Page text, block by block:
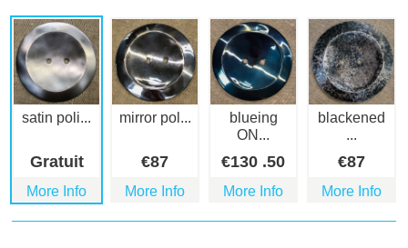
satin poli...
Gratuit
More Info
mirror pol...
€87
More Info
blueing
ON...
€130 .50
More Info
blackened
...
€87
More Info